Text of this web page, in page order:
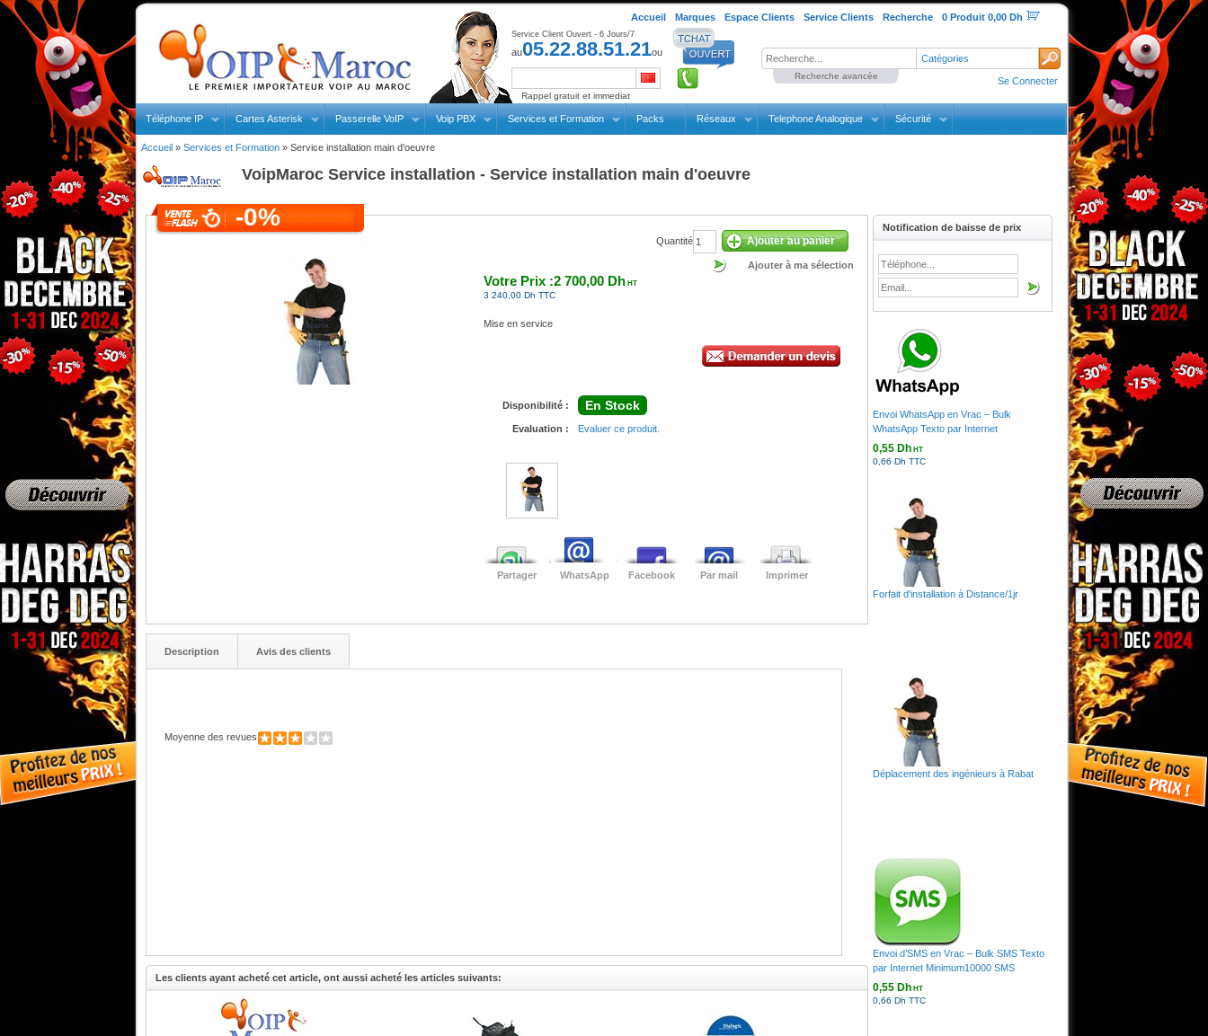
Accueil Marques Espace Clients Service Clients Recherche 0 Produit 0,00 Dh
Catégories
Recherche avancée
Service Client Ouvert - 6 Jours/7
au05.22.88.51.21ou
Rappel gratuit et immediat
Se Connecter
Téléphone IP Cartes Asterisk Passerelle VoIP Voip PBX Services et Formation Packs Réseaux Telephone Analogique Sécurité
Accueil» Services et Formation» Service installation main d'oeuvre
VoipMaroc Service installation - Service installation main d'oeuvre
-0%
Quantité Ajouter au panier
Ajouter à ma sélection
Votre Prix :2 700,00 Dh HT
3 240,00 Dh TTC
Mise en service
Disponibilité : En Stock
Evaluation : Evaluer ce produit.
Partager WhatsApp Facebook Par mail Imprimer
Description Avis des clients
Moyenne des revues
Les clients ayant acheté cet article, ont aussi acheté les articles suivants:
Notification de baisse de prix
Envoi WhatsApp en Vrac – Bulk
WhatsApp Texto par Internet
0,55 DhHT
0,66 Dh TTC
Forfait d'installation à Distance/1jr
Déplacement des ingénieurs à Rabat
Envoi d’SMS en Vrac – Bulk SMS Texto
par Internet Minimum10000 SMS
0,55 DhHT
0,66 Dh TTC